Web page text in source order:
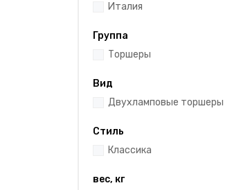
Италия
Группа
Торшеры
Вид
Двухламповые торшеры
Стиль
Классика
вес, кг